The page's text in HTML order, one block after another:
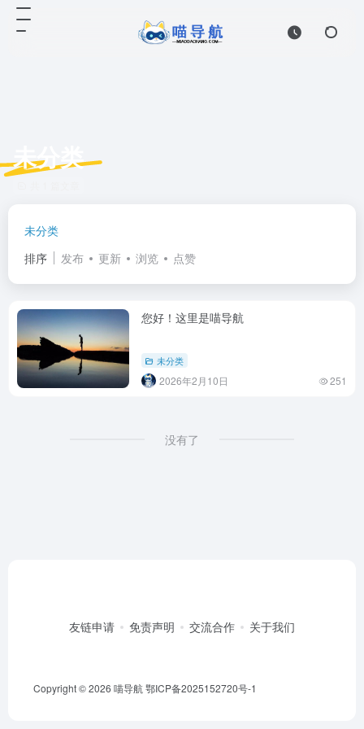
未分类
未分类
排序
发布 更新 浏览 点赞
您好！这里是喵导航
未分类
2026年2月10日 251
没有了
友链申请 免责声明 交流合作 关于我们
Copyright © 2026 喵导航鄂ICP备2025152720号-1